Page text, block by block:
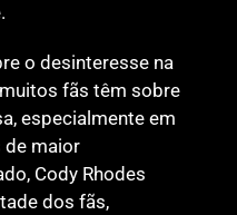
o desinteresse na
fãs têm sobre
especialmente em
de maior
Cody Rhodes
dos fãs,